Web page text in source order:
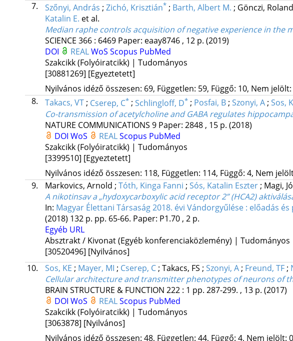
7.
Szőnyi, András ; Zichó, Krisztián* ; Barth, Albert M. ; Gönczi,
Katalin E. et al.
Median raphe controls acquisition of negative experience in the
SCIENCE 366: 6469 Paper: eaay8746 , 12 p. (2019)
DOI
REALWoS Scopus PubMed
Szakcikk (Folyóiratcikk) | Tudományos
[30881269] [Egyeztetett]
Nyilvános idéző összesen: 69, Független: 59, Függő: 10, Nem
8.
Takacs, VT; Cserep, C* ; Schlingloff, D* ; Posfai, B; Szonyi, A; Sos,
Co-transmission of acetylcholine and GABA regulates
NATURE COMMUNICATIONS 9 Paper: 2848 , 15 p. (2018)
DOI WoS REALScopus PubMed
Szakcikk (Folyóiratcikk) | Tudományos
[3399510] [Egyeztetett]
Nyilvános idéző összesen: 118, Független: 114, Függő: 4, Nem
9.
Markovics, Arnold ; Tóth, Kinga Fanni ; Sós, Katalin Eszter ; Magi,
A nikotinsav a „hydoxycarboxylic acid receptor 2” (HCA2)
In: Magyar Élettani Társaság 2018. évi Vándorgyűlése : előadás
(2018) 132 p. pp. 65-66. Paper: P1.70 , 2 p.
Egyéb URL
Absztrakt / Kivonat (Egyéb konferenciaközlemény) | Tudományos
[30520496] [Nyilvános]
10.
Sos, KE ; Mayer, MI ; Cserep, C ; Takacs, FS ; Szonyi, A ; Freund, TF ;
Cellular architecture and transmitter phenotypes of neurons of
BRAIN STRUCTURE & FUNCTION 222: 1 pp. 287-299. , 13 p. (2017)
DOI WoS REALScopus PubMed
Szakcikk (Folyóiratcikk) | Tudományos
[3063878] [Nyilvános]
Nyilvános idéző összesen: 48, Független: 44, Függő: 4, Nem jelölt: 0